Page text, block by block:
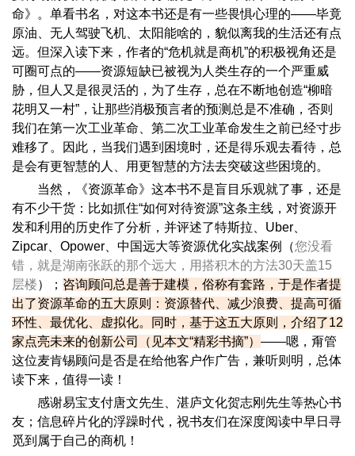
命》。单看书名，对这本书还是有一些畏惧心理的——毕竟
原油、无人驾驶飞机、太阳能啥的，貌似离我的生活还有点
远。但深入读下来，作者的“危机就是商机”的积极视角还是
可圈可点的——资源短缺已被视为人类生存的一个严重威
胁，但人又是很灵活的，为了生存，总在不断地创造“柳暗
花明又一村”，让那些消极预言者的预测总是不准确，否则
我们在第一次工业革命、第二次工业革命发生之前已经寸步
难移了。因此，当我们遇到困境时，还是得乐观去看待，总
是会有更智慧的人、用更智慧的方法去突破这些困境的。
当然，《资源革命》这本书不是盲目乐观就了事，还是
有不少干货：比如抓住“如何对待资源”这条主线，对资源开
发和利用的历史作了分析，并评述了特斯拉、Uber、
Zipcar、Opower、中国远大等资源优化实战案例（您没看
错，就是湖南张跃的那个远大，用搭积木的方法30天盖15
层楼）； 咨询顾问总是善于建模，俗称有套路，于是作者提
出了资源革命的五大原则：资源替代、减少浪费、提高可循
环性、最优化、虚拟化。同时，基于这五大原则，介绍了12
家点亮未来的创新公司（见本文“精彩书摘”） ——嗯，甭管
这位麦肯锡顾问是否是在给他客户作广告，兼听则明，总体
读下来，值得一读！
感谢易宝支付唐文先生、湛庐文化贺志刚先生等热心书
友；信息碎片化的浮躁时代，祝书友们在深度阅读中早日寻
觅到属于自己的商机！